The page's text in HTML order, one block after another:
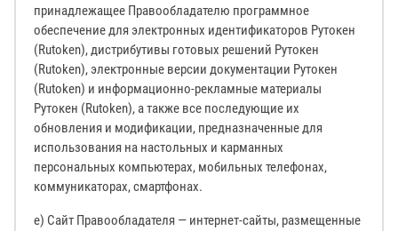
принадлежащее Правообладателю программное
обеспечение для электронных идентификаторов Рутокен
(Rutoken), дистрибутивы готовых решений Рутокен
(Rutoken), электронные версии документации Рутокен
(Rutoken) и информационно-рекламные материалы
Рутокен (Rutoken), а также все последующие их
обновления и модификации, предназначенные для
использования на настольных и карманных
персональных компьютерах, мобильных телефонах,
коммуникаторах, смартфонах.
е) Сайт Правообладателя — интернет-сайты, размещенные